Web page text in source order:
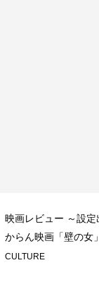
映画レビュー ～設定
からん映画「壁の女
CULTURE